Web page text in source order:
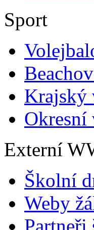
Sport
Krajský
Okresní
Externí
Školní
Weby
Partneři